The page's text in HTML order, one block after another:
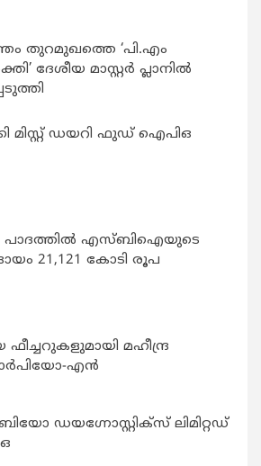
തുറമുഖത്തെ ‘പി.എം
ദേശീയ മാസ്റ്റർ പ്ലാനിൽ
മിസ്റ്റ് ഡയറി ഫുഡ് ഐപിഒ
പാദത്തിൽ എസ്ബിഐയുടെ
21,121 കോടി രൂപ
മഹീന്ദ്ര
എൻ
ഡയഗ്നോസ്റ്റിക്സ് ലിമിറ്റഡ്